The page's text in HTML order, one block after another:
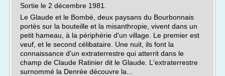
Sortie le 2 décembre 1981.
Le Glaude et le Bombé, deux paysans du Bourbonnais
portés sur la bouteille et la misanthropie, vivent dans un
petit hameau, à la périphérie d'un village. Le premier est
veuf, et le second célibataire. Une nuit, ils font la
connaissance d'un extraterrestre qui atterrit dans le
champ de Claude Ratinier dit le Glaude. L'extraterrestre
surnommé la Denrée découvre la...